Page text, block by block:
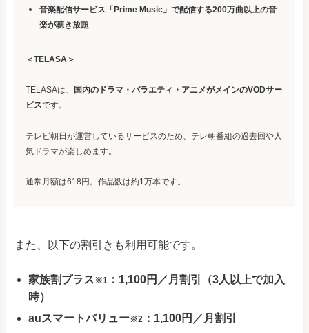
音楽配信サービス「Prime Music」で配信する200万曲以上の音
楽が聴き放題
＜TELASA＞
TELASAは、
国内のドラマ・バラエティ・アニメがメインのVODサー
ビスです。
テレビ朝日が運営しているサービスのため、テレ朝番組の過去回や人
気ドラマが楽しめます。
通常月額は618円。作品数は約1万本です。
また、以下の割引きも利用可能です。
家族割プラス※1 ：1,100円／月割引（3人以上で加入
時）
auスマートバリュー※2 ：1,100円／月割引